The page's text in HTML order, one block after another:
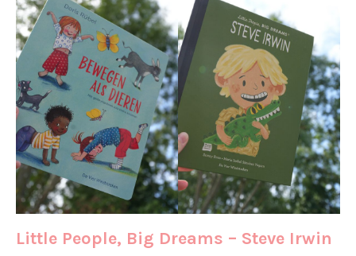
Little People, Big Dreams – Steve Irwin